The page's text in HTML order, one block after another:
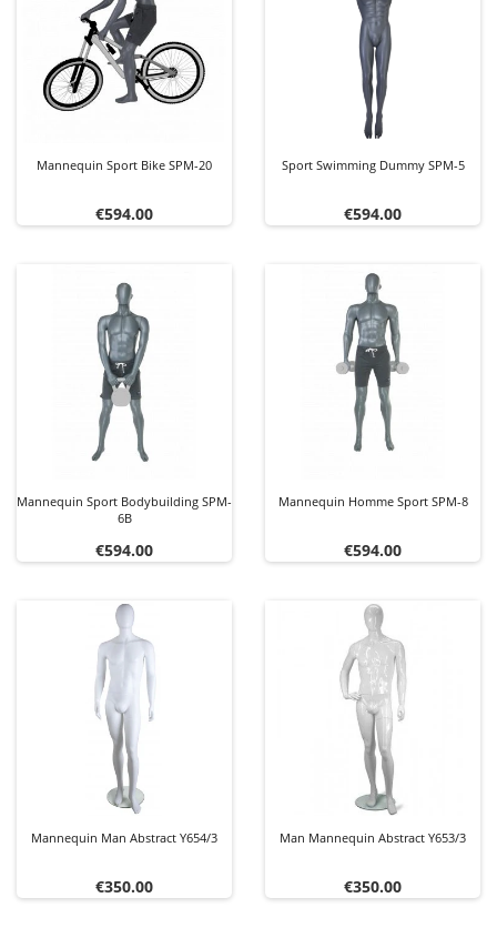
Mannequin Sport Bike SPM-20
Price
€594.00
Sport Swimming Dummy SPM-5
Price
€594.00
Mannequin Sport Bodybuilding SPM-
6B
Price
€594.00
Mannequin Homme Sport SPM-8
Price
€594.00
Mannequin Man Abstract Y654/3
Price
€350.00
Man Mannequin Abstract Y653/3
Price
€350.00